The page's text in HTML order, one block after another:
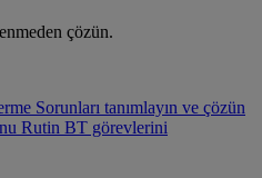
çözün.
Sorunları tanımlayın ve çözün
Rutin BT görevlerini